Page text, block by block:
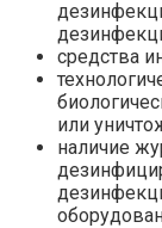
средства
или
наличие